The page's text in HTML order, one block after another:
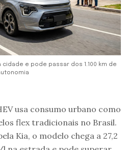
cidade e pode passar dos 1.100 km de
usa consumo urbano como
flex tradicionais no Brasil.
Kia, o modelo chega a 27,2